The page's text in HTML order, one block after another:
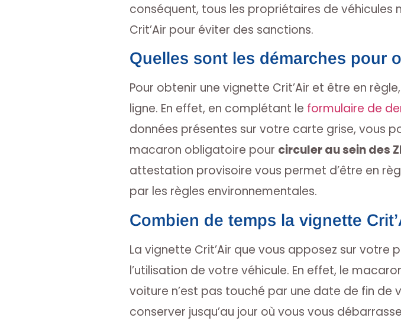
conséquent, tous les propriétaires de
Crit’Air pour éviter des sanctions.
Quelles sont les démarches pour
Pour obtenir une vignette Crit’Air et être en
ligne. En effet, en complétant le formulaire de
données présentes sur votre carte grise, vous
macaron obligatoire pour circuler au sein des
attestation provisoire vous permet d’être en
par les règles environnementales.
Combien de temps la vignette
La vignette Crit’Air que vous apposez sur
l’utilisation de votre véhicule. En effet, le
voiture n’est pas touché par une date de fin
conserver jusqu’au jour où vous vous